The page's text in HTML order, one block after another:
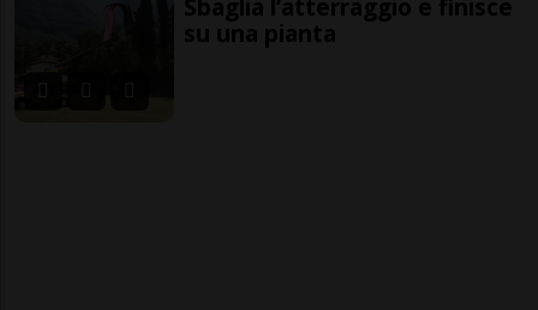
Sbaglia l’atterraggio e finisce
su una pianta